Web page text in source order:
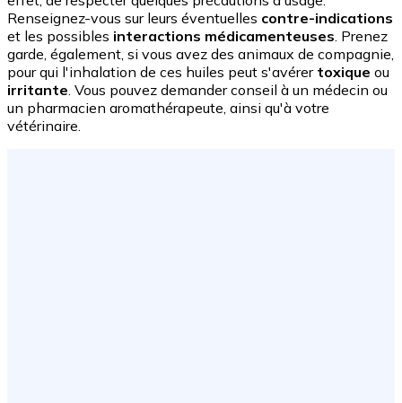
Renseignez-vous sur leurs éventuelles contre-indications
et les possibles interactions médicamenteuses. Prenez
garde, également, si vous avez des animaux de compagnie,
pour qui l'inhalation de ces huiles peut s'avérer toxique ou
irritante. Vous pouvez demander conseil à un médecin ou
un pharmacien aromathérapeute, ainsi qu'à votre
vétérinaire.